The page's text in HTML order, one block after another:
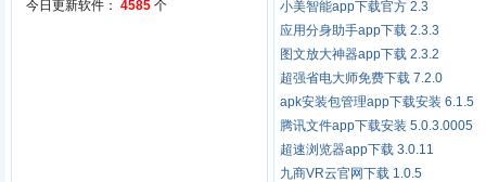
今日更新软件： 4585 个
小美智能app下载官方 2.3
应用分身助手app下载 2.3.3
图文放大神器app下载 2.3.2
超强省电大师免费下载 7.2.0
apk安装包管理app下载安装 6.1.5
腾讯文件app下载安装 5.0.3.0005
超速浏览器app下载 3.0.11
九商VR云官网下载 1.0.5